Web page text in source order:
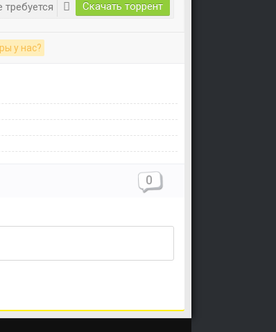
требуется Скачать торрент
у нас?
0